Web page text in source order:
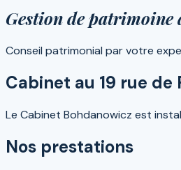
Gestion de patrimoine
Conseil patrimonial par votre
Cabinet au 19 rue de
Le Cabinet Bohdanowicz est
Nos prestations